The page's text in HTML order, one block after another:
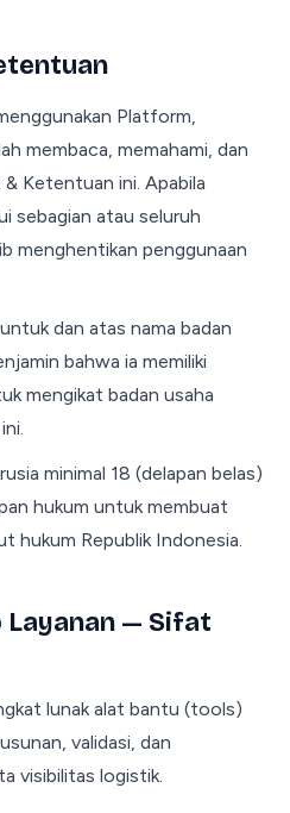
Platform,
membaca, memahami, dan
Ketentuan ini. Apabila
sebagian atau seluruh
menghentikan penggunaan
dan atas nama badan
bahwa ia memiliki
mengikat badan usaha
minimal 18 (delapan belas)
hukum untuk membuat
hukum Republik Indonesia.
Layanan — Sifat
lunak alat bantu (tools)
validasi, dan
visibilitas logistik.